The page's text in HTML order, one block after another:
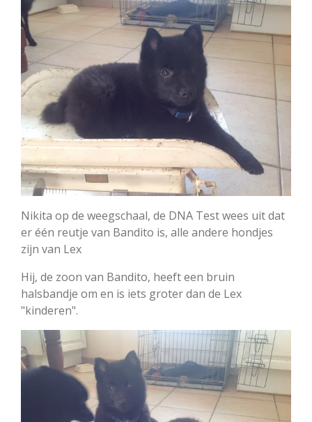
Nikita op de weegschaal, de DNA Test wees uit dat
er één reutje van Bandito is, alle andere hondjes
zijn van Lex
Hij, de zoon van Bandito, heeft een bruin
halsbandje om en is iets groter dan de Lex
"kinderen".